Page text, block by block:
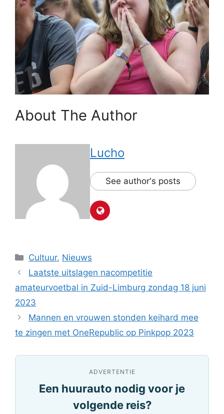
About The Author
Lucho
See author's posts
Categorieën
Cultuur, Nieuws
Laatste uitslagen nacompetitie
amateurvoetbal in Zuid-Limburg zondag 18 juni
2023
Mannen en vrouwen stonden keihard mee
te zingen met OneRepublic op Pinkpop 2023
ADVERTENTIE
Een huurauto nodig voor je
volgende reis?